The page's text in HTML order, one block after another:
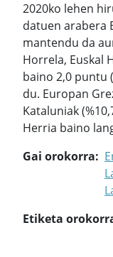
2020ko lehen
datuen arabera
mantendu da
Horrela, Euskal
baino 2,0 puntu
du. Europan
Kataluniak
Herria baino
Gai orokorra
Etiketa